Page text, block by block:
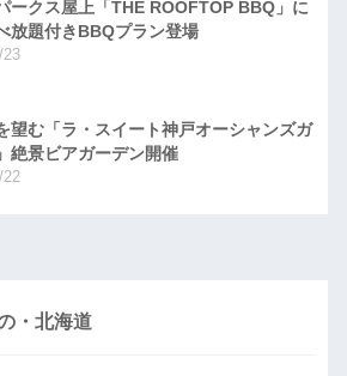
ークス屋上「THE ROOFTOP BBQ」に
放題付きBBQプラン登場
23
望む「ラ・スイート神戸オーシャンズガ
絶景ビアガーデン開催
22
・北海道